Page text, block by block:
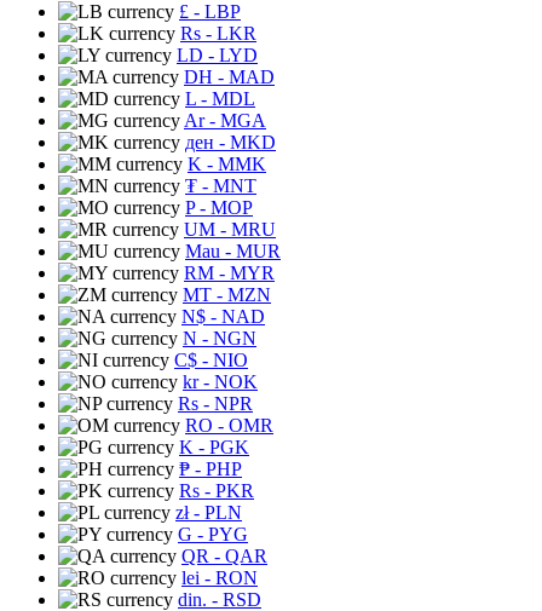
£ - LBP
Rs - LKR
LD - LYD
DH - MAD
L - MDL
Ar- MGA
ден - MKD
K - MMK
₮ - MNT
P- MOP
UM - MRU
Mau - MUR
RM - MYR
MT - MZN
N$ - NAD
N - NGN
C$ - NIO
kr- NOK
Rs - NPR
RO - OMR
K - PGK
₱ - PHP
Rs - PKR
zł- PLN
G - PYG
QR - QAR
lei - RON
din. - RSD